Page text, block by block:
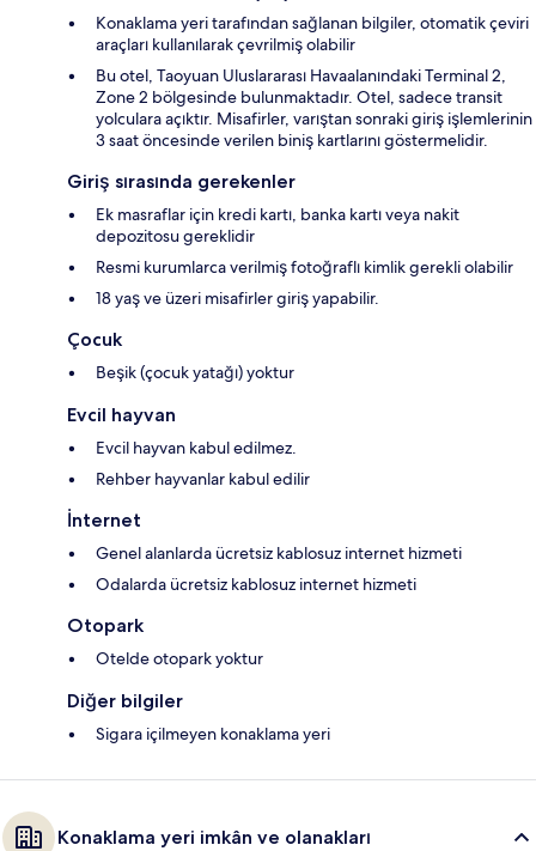
Konaklama yeri tarafından sağlanan bilgiler, otomatik çeviri
araçları kullanılarak çevrilmiş olabilir
Bu otel, Taoyuan Uluslararası Havaalanındaki Terminal 2,
Zone 2 bölgesinde bulunmaktadır. Otel, sadece transit
yolculara açıktır. Misafirler, varıştan sonraki giriş işlemlerinin
3 saat öncesinde verilen biniş kartlarını göstermelidir.
Giriş sırasında gerekenler
Ek masraflar için kredi kartı, banka kartı veya nakit
depozitosu gereklidir
Resmi kurumlarca verilmiş fotoğraflı kimlik gerekli olabilir
18 yaş ve üzeri misafirler giriş yapabilir.
Çocuk
Beşik (çocuk yatağı) yoktur
Evcil hayvan
Evcil hayvan kabul edilmez.
Rehber hayvanlar kabul edilir
İnternet
Genel alanlarda ücretsiz kablosuz internet hizmeti
Odalarda ücretsiz kablosuz internet hizmeti
Otopark
Otelde otopark yoktur
Diğer bilgiler
Sigara içilmeyen konaklama yeri
Konaklama yeri imkân ve olanakları